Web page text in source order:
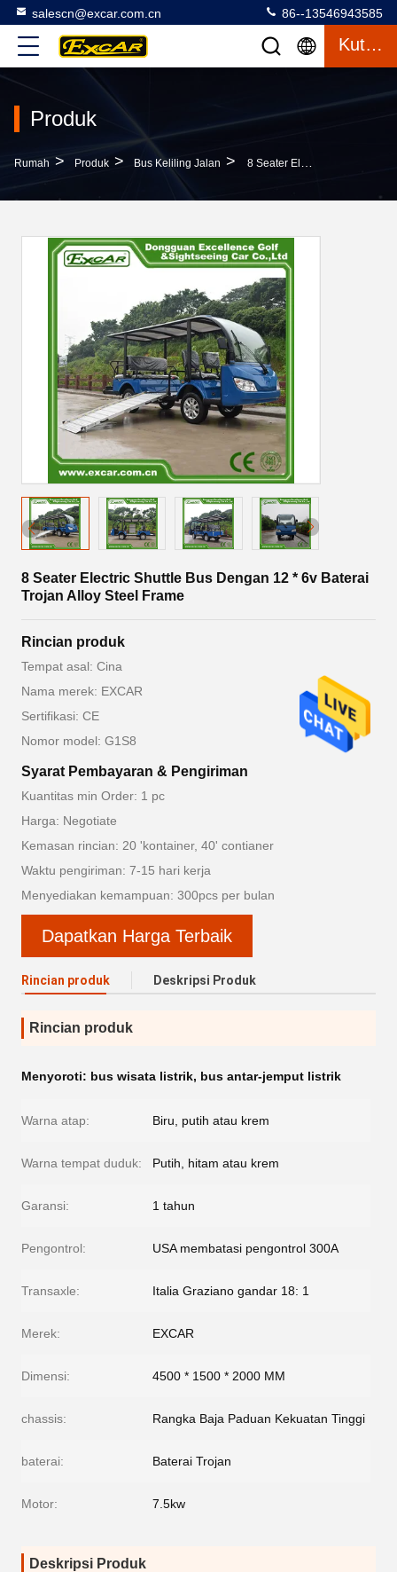
salescn@excar.com.cn 86--13546943585
Kutipan
Produk
Rumah > Produk > Bus Keliling Jalan > 8 Seater Electric Shuttle Bus Dengan 12 * 6v Baterai Trojan Alloy Steel Frame
8 Seater Electric Shuttle Bus Dengan 12 * 6v Baterai
Trojan Alloy Steel Frame
Rincian produk
Tempat asal: Cina
Nama merek: EXCAR
Sertifikasi: CE
Nomor model: G1S8
Syarat Pembayaran & Pengiriman
Kuantitas min Order: 1 pc
Harga: Negotiate
Kemasan rincian: 20 'kontainer, 40' contianer
Waktu pengiriman: 7-15 hari kerja
Menyediakan kemampuan: 300pcs per bulan
Dapatkan Harga Terbaik
Rincian produk Deskripsi Produk
Rincian produk
Menyoroti: bus wisata listrik, bus antar-jemput listrik
Warna atap: Biru, putih atau krem
Warna tempat duduk: Putih, hitam atau krem
Garansi: 1 tahun
Pengontrol: USA membatasi pengontrol 300A
Transaxle: Italia Graziano gandar 18: 1
Merek: EXCAR
Dimensi: 4500 * 1500 * 2000 MM
chassis: Rangka Baja Paduan Kekuatan Tinggi
baterai: Baterai Trojan
Motor: 7.5kw
Deskripsi Produk